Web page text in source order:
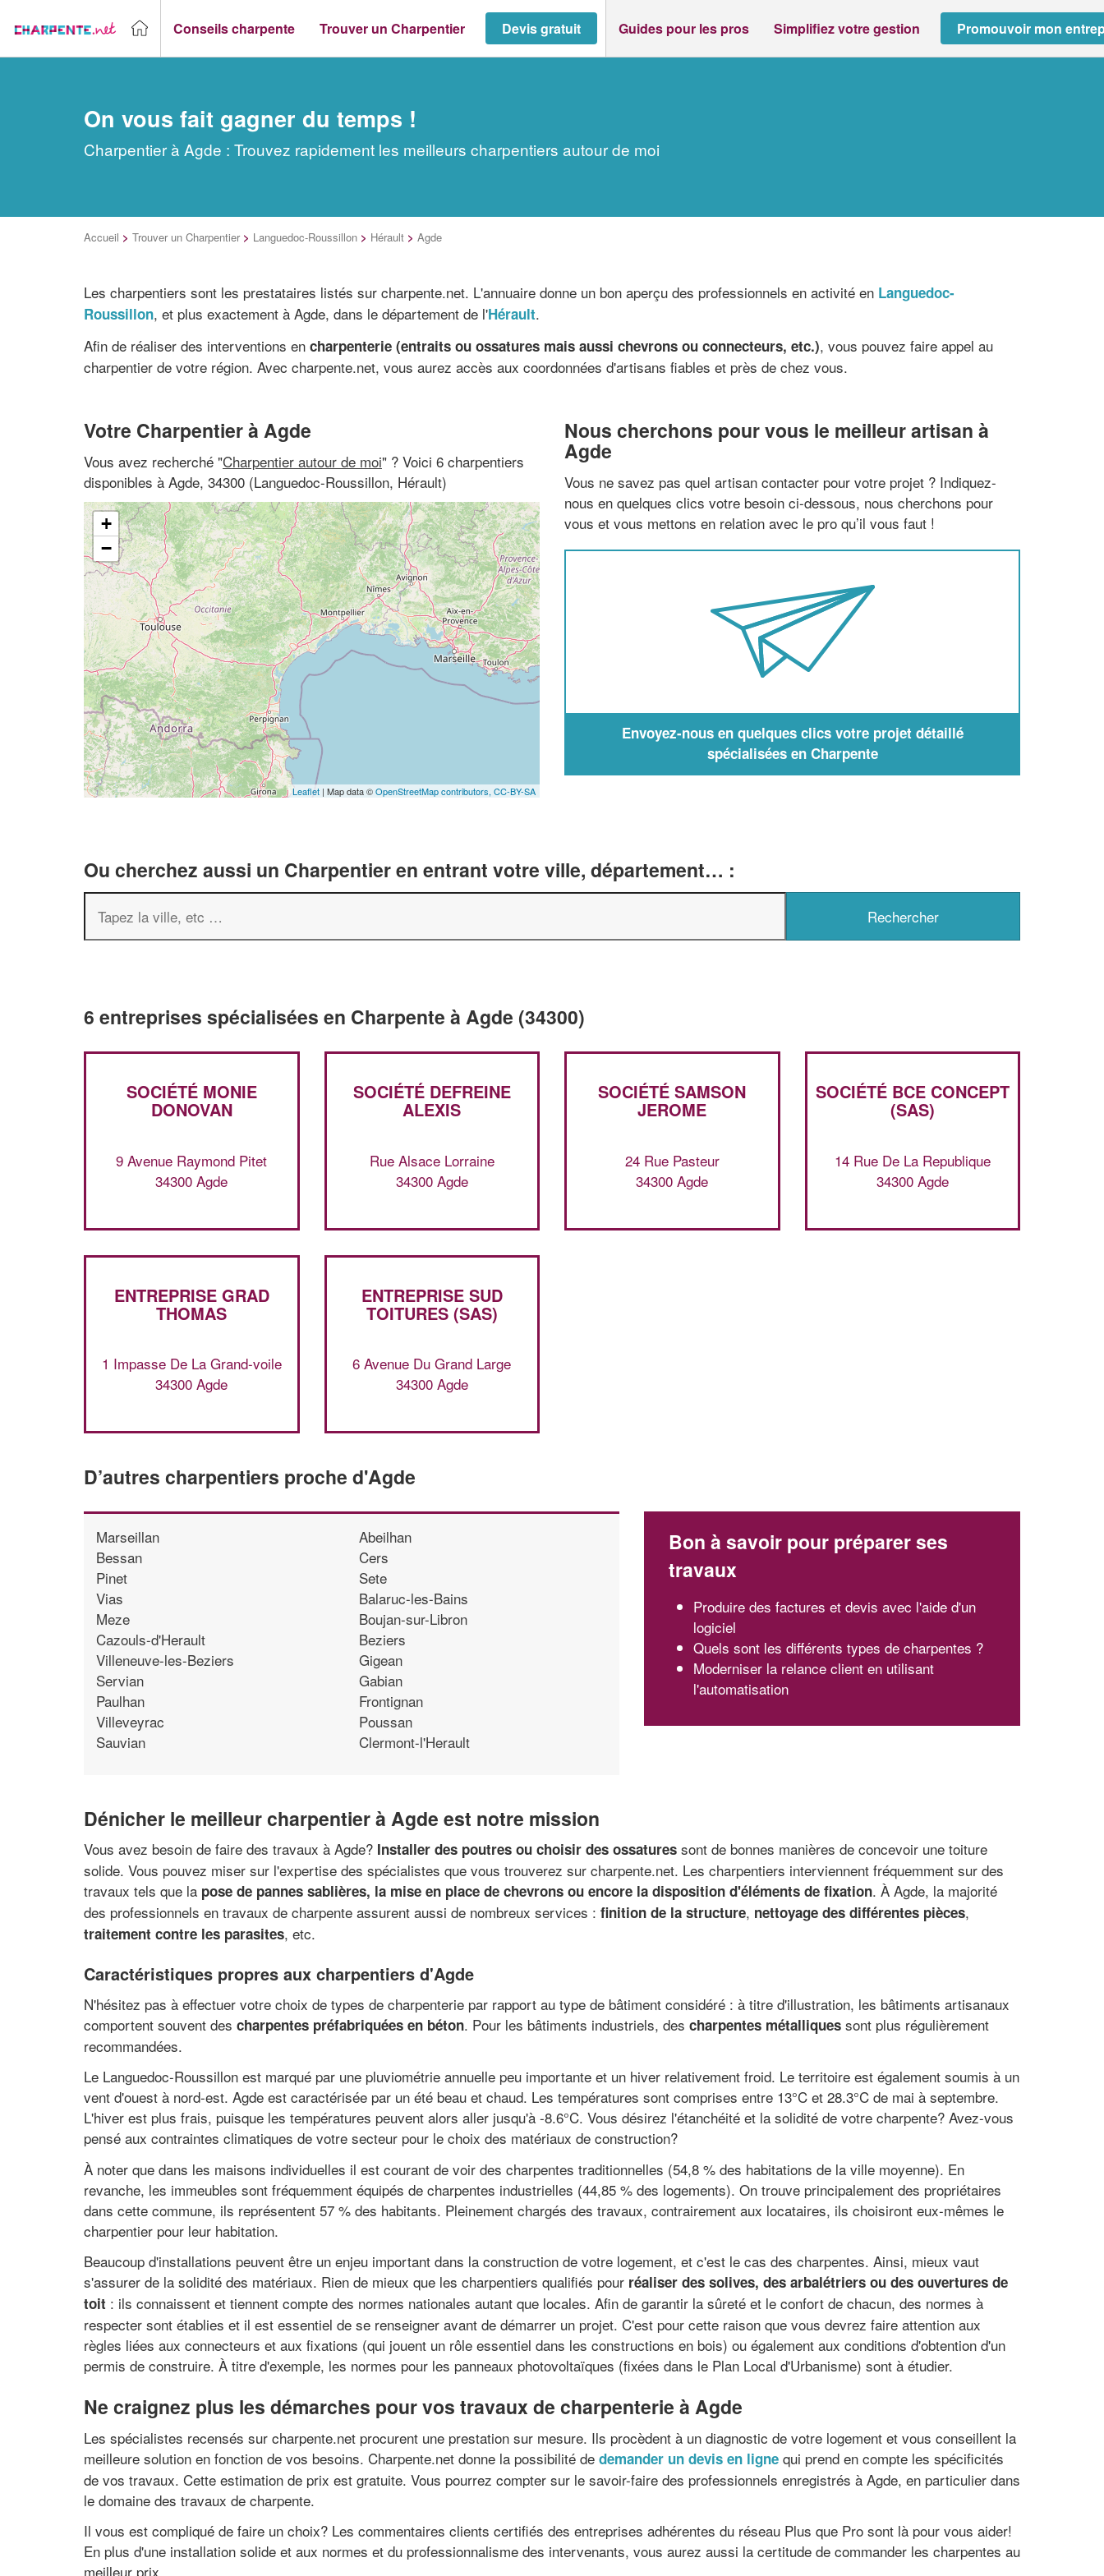
Conseils charpente Trouver un Charpentier Devis gratuit Guides pour les pros Simplifiez votre gestion Promouvoir mon
On vous fait gagner du temps !
Charpentier à Agde : Trouvez rapidement les meilleurs charpentiers autour de moi
Accueil > Trouver un Charpentier > Languedoc-Roussillon > Hérault > Agde
Les charpentiers sont les prestataires listés sur charpente.net. L'annuaire donne un bon aperçu des professionnels en activité en Languedoc-
Roussillon, et plus exactement à Agde, dans le département de l'Hérault.
Afin de réaliser des interventions en charpenterie (entraits ou ossatures mais aussi chevrons ou connecteurs, etc.), vous pouvez faire appel au
charpentier de votre région. Avec charpente.net, vous aurez accès aux coordonnées d'artisans fiables et près de chez vous.
Votre Charpentier à Agde
Vous avez recherché "Charpentier autour de moi" ? Voici 6 charpentiers
disponibles à Agde, 34300 (Languedoc-Roussillon, Hérault)
+
−
Leaflet | Map data ©OpenStreetMap contributors, CC-BY-SA
Nous cherchons pour vous le meilleur artisan à
Agde
Vous ne savez pas quel artisan contacter pour votre projet ? Indiquez-
nous en quelques clics votre besoin ci-dessous, nous cherchons pour
vous et vous mettons en relation avec le pro qu’il vous faut !
Envoyez-nous en quelques clics votre projet détaillé
spécialisées en Charpente
Ou cherchez aussi un Charpentier en entrant votre ville, département… :
6 entreprises spécialisées en Charpente à Agde (34300)
SOCIÉTÉ MONIE
DONOVAN
9 Avenue Raymond Pitet
34300 Agde
SOCIÉTÉ DEFREINE
ALEXIS
Rue Alsace Lorraine
34300 Agde
SOCIÉTÉ SAMSON
JEROME
24 Rue Pasteur
34300 Agde
SOCIÉTÉ BCE CONCEPT
(SAS)
14 Rue De La Republique
34300 Agde
ENTREPRISE GRAD
THOMAS
1 Impasse De La Grand-voile
34300 Agde
ENTREPRISE SUD
TOITURES (SAS)
6 Avenue Du Grand Large
34300 Agde
D’autres charpentiers proche d'Agde
Marseillan
Bessan
Pinet
Vias
Meze
Cazouls-d'Herault
Villeneuve-les-Beziers
Servian
Paulhan
Villeveyrac
Sauvian
Abeilhan
Cers
Sete
Balaruc-les-Bains
Boujan-sur-Libron
Beziers
Gigean
Gabian
Frontignan
Poussan
Clermont-l'Herault
Bon à savoir pour préparer ses
travaux
Produire des factures et devis avec l'aide d'un
logiciel
Quels sont les différents types de charpentes ?
Moderniser la relance client en utilisant
l'automatisation
Dénicher le meilleur charpentier à Agde est notre mission
Vous avez besoin de faire des travaux à Agde? Installer des poutres ou choisir des ossatures sont de bonnes manières de concevoir une toiture
solide. Vous pouvez miser sur l'expertise des spécialistes que vous trouverez sur charpente.net. Les charpentiers interviennent fréquemment sur des
travaux tels que la pose de pannes sablières, la mise en place de chevrons ou encore la disposition d'éléments de fixation. À Agde, la majorité
des professionnels en travaux de charpente assurent aussi de nombreux services : finition de la structure, nettoyage des différentes pièces,
traitement contre les parasites, etc.
Caractéristiques propres aux charpentiers d'Agde
N'hésitez pas à effectuer votre choix de types de charpenterie par rapport au type de bâtiment considéré : à titre d'illustration, les bâtiments artisanaux
comportent souvent des charpentes préfabriquées en béton. Pour les bâtiments industriels, des charpentes métalliques sont plus régulièrement
recommandées.
Le Languedoc-Roussillon est marqué par une pluviométrie annuelle peu importante et un hiver relativement froid. Le territoire est également soumis à un
vent d'ouest à nord-est. Agde est caractérisée par un été beau et chaud. Les températures sont comprises entre 13°C et 28.3°C de mai à septembre.
L'hiver est plus frais, puisque les températures peuvent alors aller jusqu'à -8.6°C. Vous désirez l'étanchéité et la solidité de votre charpente? Avez-vous
pensé aux contraintes climatiques de votre secteur pour le choix des matériaux de construction?
À noter que dans les maisons individuelles il est courant de voir des charpentes traditionnelles (54,8 % des habitations de la ville moyenne). En
revanche, les immeubles sont fréquemment équipés de charpentes industrielles (44,85 % des logements). On trouve principalement des propriétaires
dans cette commune, ils représentent 57 % des habitants. Pleinement chargés des travaux, contrairement aux locataires, ils choisiront eux-mêmes le
charpentier pour leur habitation.
Beaucoup d'installations peuvent être un enjeu important dans la construction de votre logement, et c'est le cas des charpentes. Ainsi, mieux vaut
s'assurer de la solidité des matériaux. Rien de mieux que les charpentiers qualifiés pour réaliser des solives, des arbalétriers ou des ouvertures de
toit : ils connaissent et tiennent compte des normes nationales autant que locales. Afin de garantir la sûreté et le confort de chacun, des normes à
respecter sont établies et il est essentiel de se renseigner avant de démarrer un projet. C'est pour cette raison que vous devrez faire attention aux
règles liées aux connecteurs et aux fixations (qui jouent un rôle essentiel dans les constructions en bois) ou également aux conditions d'obtention d'un
permis de construire. À titre d'exemple, les normes pour les panneaux photovoltaïques (fixées dans le Plan Local d'Urbanisme) sont à étudier.
Ne craignez plus les démarches pour vos travaux de charpenterie à Agde
Les spécialistes recensés sur charpente.net procurent une prestation sur mesure. Ils procèdent à un diagnostic de votre logement et vous conseillent la
meilleure solution en fonction de vos besoins. Charpente.net donne la possibilité de demander un devis en ligne qui prend en compte les spécificités
de vos travaux. Cette estimation de prix est gratuite. Vous pourrez compter sur le savoir-faire des professionnels enregistrés à Agde, en particulier dans
le domaine des travaux de charpente.
Il vous est compliqué de faire un choix? Les commentaires clients certifiés des entreprises adhérentes du réseau Plus que Pro sont là pour vous aider!
En plus d'une installation solide et aux normes et du professionnalisme des intervenants, vous aurez aussi la certitude de commander les charpentes au
meilleur prix.